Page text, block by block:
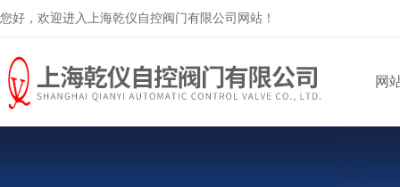
您好，欢迎进入上海乾仪自控阀门有限公司网站！
网